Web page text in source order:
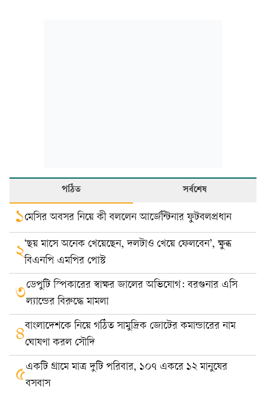
পঠিত সর্বশেষ
১মেসির অবসর নিয়ে কী বললেন আর্জেন্টিনার ফুটবলপ্রধান
২‘ছয় মাসে অনেক খেয়েছেন, দলটাও খেয়ে ফেলবেন’, ক্ষুব্ধ
বিএনপি এমপির পোস্ট
৩ডেপুটি স্পিকারের স্বাক্ষর জালের অভিযোগ: বরগুনার এসি
ল্যান্ডের বিরুদ্ধে মামলা
৪বাংলাদেশকে নিয়ে গঠিত সামুদ্রিক জোটের কমান্ডারের নাম
ঘোষণা করল সৌদি
৫একটি গ্রামে মাত্র দুটি পরিবার, ১০৭ একরে ১২ মানুষের
বসবাস